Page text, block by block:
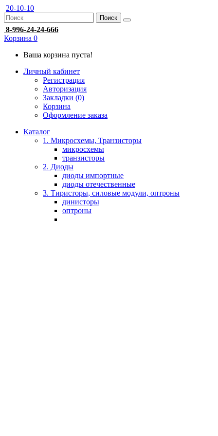
20-10-10
Поиск
8-996-24-24-666
Корзина 0
Ваша корзина пуста!
Личный кабинет
Регистрация
Авторизация
Закладки (0)
Корзина
Оформление заказа
Каталог
1. Микросхемы, Транзисторы
микросхемы
транзисторы
2. Диоды
диоды импортные
диоды отечественные
3. Тиристоры, силовые модули, оптроны
динисторы
оптроны